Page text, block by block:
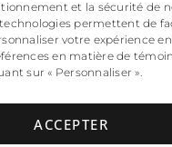
et la sécurité de
permettent de
votre expérience
en matière de
sur « Personnaliser ».
ACCEPTER
TERREBONNE